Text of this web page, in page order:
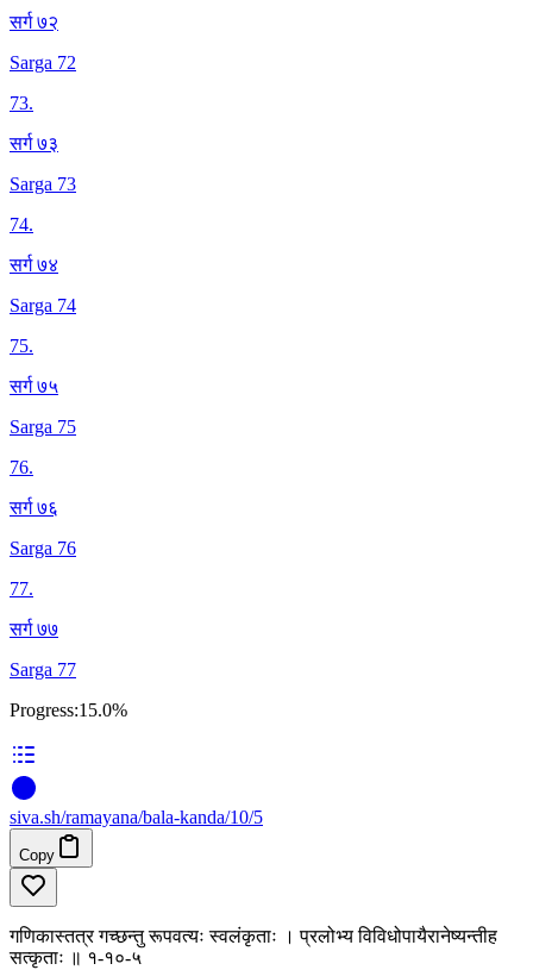
सर्ग ७२
Sarga 72
73.
सर्ग ७३
Sarga 73
74.
सर्ग ७४
Sarga 74
75.
सर्ग ७५
Sarga 75
76.
सर्ग ७६
Sarga 76
77.
सर्ग ७७
Sarga 77
Progress:15.0%
siva.sh/ramayana/bala-kanda/10/5
Copy
गणिकास्तत्र गच्छन्तु रूपवत्यः स्वलंकृताः । प्रलोभ्य विविधोपायैरानेष्यन्तीह
सत्कृताः ॥ १-१०-५